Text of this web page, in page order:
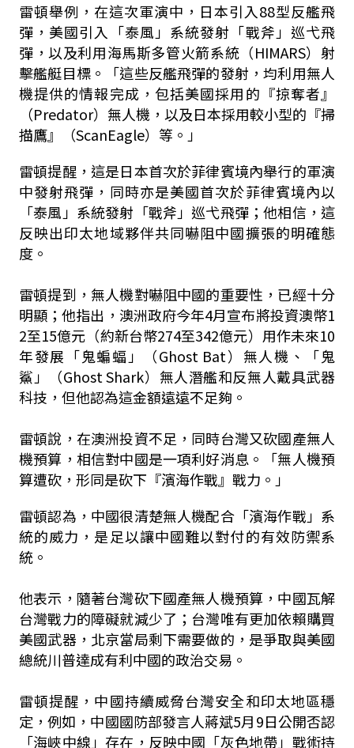
雷頓舉例，在這次軍演中，日本引入88型反艦飛
彈，美國引入「泰風」系統發射「戰斧」巡弋飛
彈，以及利用海馬斯多管火箭系統（HIMARS）射
擊艦艇目標。「這些反艦飛彈的發射，均利用無人
機提供的情報完成，包括美國採用的『掠奪者』
（Predator）無人機，以及日本採用較小型的『掃
描鷹』（ScanEagle）等。」
雷頓提醒，這是日本首次於菲律賓境內舉行的軍演
中發射飛彈，同時亦是美國首次於菲律賓境內以
「泰風」系統發射「戰斧」巡弋飛彈；他相信，這
反映出印太地域夥伴共同嚇阻中國擴張的明確態
度。
雷頓提到，無人機對嚇阻中國的重要性，已經十分
明顯；他指出，澳洲政府今年4月宣布將投資澳幣1
2至15億元（約新台幣274至342億元）用作未來10
年發展「鬼蝙蝠」（Ghost Bat）無人機、「鬼
鯊」（Ghost Shark）無人潛艦和反無人戴具武器
科技，但他認為這金額遠遠不足夠。
雷頓說，在澳洲投資不足，同時台灣又砍國產無人
機預算，相信對中國是一項利好消息。「無人機預
算遭砍，形同是砍下『濱海作戰』戰力。」
雷頓認為，中國很清楚無人機配合「濱海作戰」系
統的威力，是足以讓中國難以對付的有效防禦系
統。
他表示，隨著台灣砍下國產無人機預算，中國瓦解
台灣戰力的障礙就減少了；台灣唯有更加依賴購買
美國武器，北京當局剩下需要做的，是爭取與美國
總統川普達成有利中國的政治交易。
雷頓提醒，中國持續威脅台灣安全和印太地區穩
定，例如，中國國防部發言人蔣斌5月9日公開否認
「海峽中線」存在，反映中國「灰色地帶」戰術持